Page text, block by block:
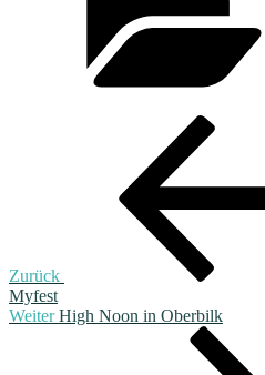
Beitragsnavigation
Zurück
Myfest
Nächster
Weiter High Noon in Oberbilk